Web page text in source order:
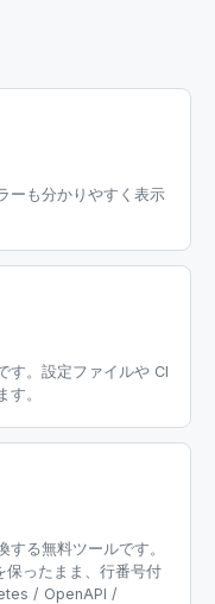
ーも分かりやすく表示
す。設定ファイルや CI
。
る無料ツールです。
保ったまま、行番号付
/ OpenAPI /